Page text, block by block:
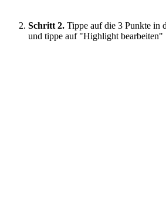
Schritt 2. Tippe auf die 3 Punkte in
und tippe auf "Highlight bearbeiten"